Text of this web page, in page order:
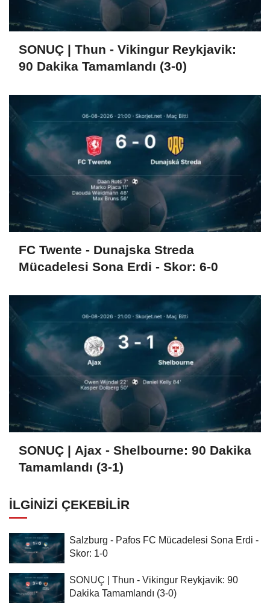
SONUÇ | Thun - Vikingur Reykjavik:
90 Dakika Tamamlandı (3-0)
FC Twente - Dunajska Streda
Mücadelesi Sona Erdi - Skor: 6-0
SONUÇ | Ajax - Shelbourne: 90 Dakika
Tamamlandı (3-1)
İLGINIZI ÇEKEBILIR
Salzburg - Pafos FC Mücadelesi Sona Erdi -
Skor: 1-0
SONUÇ | Thun - Vikingur Reykjavik: 90
Dakika Tamamlandı (3-0)